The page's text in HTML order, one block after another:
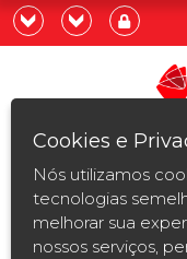
Pós-
Já
Cookies e
Nós utilizamos
tecnologias
melhorar sua
nossos serviços,